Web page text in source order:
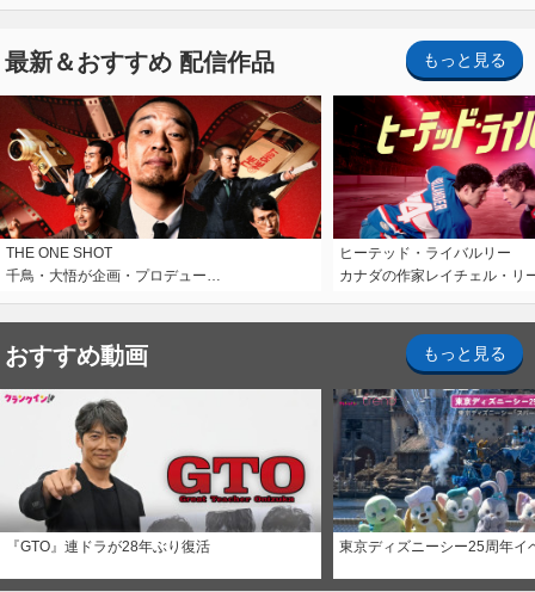
最新＆おすすめ 配信作品 もっと見る
THE ONE SHOT
千鳥・大悟が企画・プロデュー…
ヒーテッド・ライバルリー
カナダの作家レイチェル・リ
おすすめ動画 もっと見る
『GTO』連ドラが28年ぶり復活 東京ディズニーシー25周年イ